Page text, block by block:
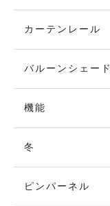
カーテンレール
バルーンシェード
機能
冬
ピンパーネル